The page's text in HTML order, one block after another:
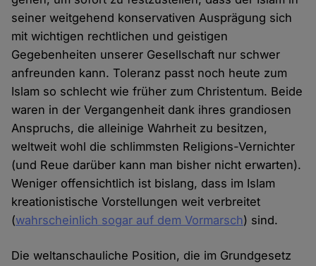
seiner weitgehend konservativen Ausprägung sich
mit wichtigen rechtlichen und geistigen
Gegebenheiten unserer Gesellschaft nur schwer
anfreunden kann. Toleranz passt noch heute zum
Islam so schlecht wie früher zum Christentum. Beide
waren in der Vergangenheit dank ihres grandiosen
Anspruchs, die alleinige Wahrheit zu besitzen,
weltweit wohl die schlimmsten Religions-Vernichter
(und Reue darüber kann man bisher nicht erwarten).
Weniger offensichtlich ist bislang, dass im Islam
kreationistische Vorstellungen weit verbreitet
(wahrscheinlich sogar auf dem Vormarsch) sind.
Die weltanschauliche Position, die im Grundgesetz